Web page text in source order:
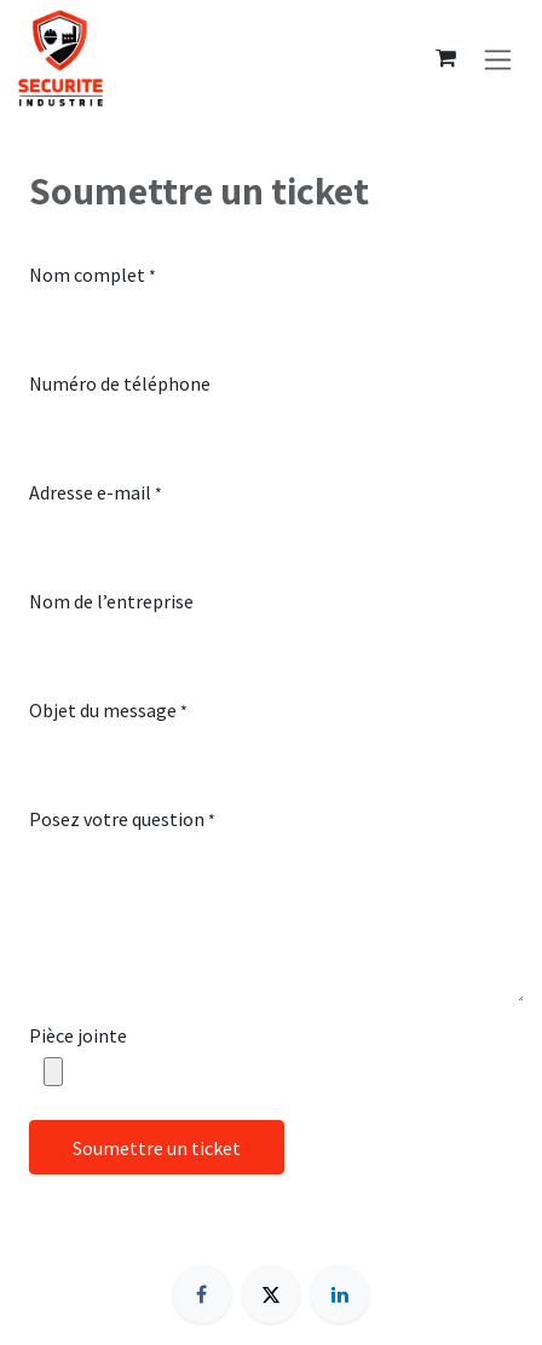
Se rendre au contenu
Soumettre un ticket
Nom complet *
Numéro de téléphone
Adresse e-mail *
Nom de l’entreprise
Objet du message *
Posez votre question *
Pièce jointe
Soumettre un ticket